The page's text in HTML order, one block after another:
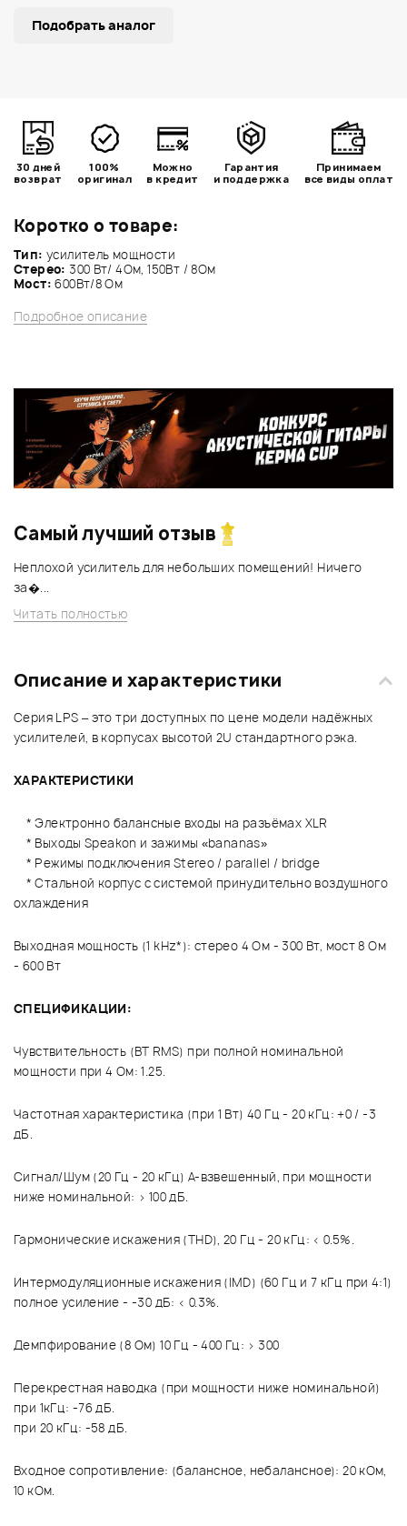
Коротко о товаре:
Тип: усилитель мощности
Cтерео: 300 Вт/ 4Ом, 150Вт / 8Ом
Мост: 600Вт/8 Ом
Подробное описание
Подобрать аналог
30 дней
возврат
100%
оригинал
Можно
в кредит
Гарантия
и поддержка
Принимаем
все виды оплат
Самый лучший отзыв
Неплохой усилитель для небольших помещений! Ничего
за�...
Читать полностью
Описание и характеристики
Серия LPS – это три доступных по цене модели надёжных
усилителей, в корпусах высотой 2U стандартного рэка.
ХАРАКТЕРИСТИКИ
* Электронно балансные входы на разъёмах XLR
* Выходы Speakon и зажимы «bananas»
* Режимы подключения Stereo / parallel / bridge
* Стальной корпус с системой принудительно воздушного
охлаждения
Выходная мощность (1 kHz*): стерео 4 Ом - 300 Вт, мост 8 Ом
- 600 Вт
СПЕЦИФИКАЦИИ:
Чувствительность (ВТ RMS) при полной номинальной
мощности при 4 Ом: 1.25.
Частотная характеристика (при 1 Вт) 40 Гц - 20 кГц: +0 / -3
дБ.
Сигнал/Шум (20 Гц - 20 кГц) А-взвешенный, при мощности
ниже номинальной: > 100 дБ.
Гармонические искажения (THD), 20 Гц - 20 кГц: < 0.5%.
Интермодуляционные искажения (IMD) (60 Гц и 7 кГц при 4:1)
полное усиление - -30 дБ: < 0.3%.
Демпфирование (8 Ом) 10 Гц - 400 Гц: > 300
Перекрестная наводка (при мощности ниже номинальной)
при 1кГц: -76 дБ.
при 20 кГц: -58 дБ.
Входное сопротивление: (балансное, небалансное): 20 кОм,
10 кОм.